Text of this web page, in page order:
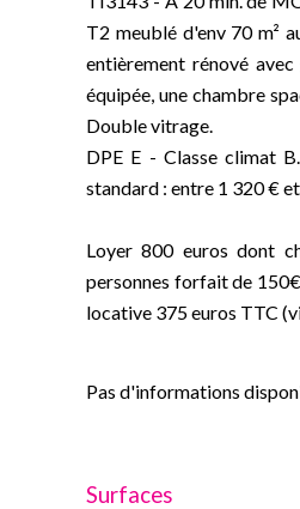
T2 meublé d'env 70 m²
entièrement rénové
équipée, une chambre
Double vitrage.
DPE E - Classe climat
standard : entre 1 320 €
Loyer 800 euros dont
personnes forfait de
locative 375 euros TTC
Pas d'informations
Surfaces